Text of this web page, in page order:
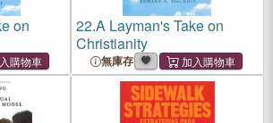
on
22.A Layman's Take on
Christianity
無庫存